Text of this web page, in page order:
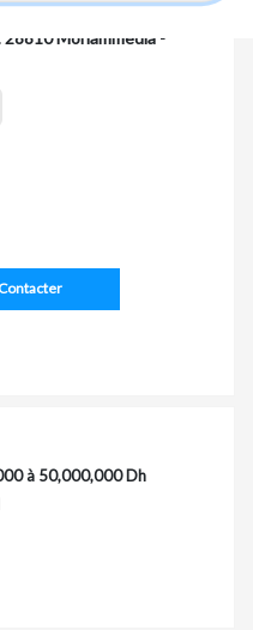
Mohammedia -
à 50,000,000 Dh